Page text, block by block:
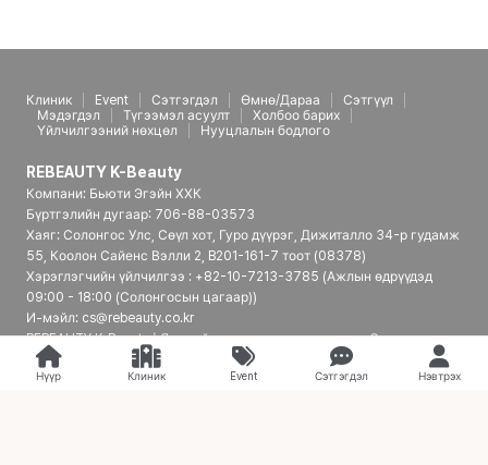
Клиник Event Сэтгэгдэл Өмнө/Дараа
Сэтгүүл
Мэдэгдэл
Түгээмэл асуулт
Холбоо барих
Үйлчилгээний нөхцөл
Нууцлалын бодлого
REBEAUTY K-Beauty
Компани: Бьюти Эгэйн ХХК
Бүртгэлийн дугаар: 706-88-03573
Хаяг: Солонгос Улс, Сөүл хот, Гуро дүүрэг, Дижиталло 34-р гудамж
55, Коолон Сайенс Вэлли 2, B201-161-7 тоот (08378)
Хэрэглэгчийн үйлчилгээ : +82-10-7213-3785 (Ажлын өдрүүдэд
09:00 - 18:00 (Солонгосын цагаар))
И-мэйл: cs@rebeauty.co.kr
REBEAUTY K-Beauty | Япон үйлчлүүлэгчдэд зориулсан Солонгосын
гоо сайхны эмнэлгийн платформ
Нүүр Клиник Event Сэтгэгдэл Нэвтрэх